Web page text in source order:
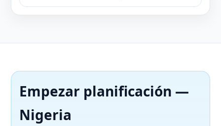
Empezar planificación —
Nigeria